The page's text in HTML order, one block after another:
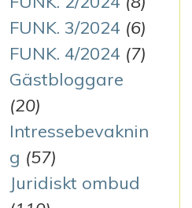
FUNK. 3/2024 (6)
FUNK. 4/2024 (7)
Gästbloggare
(20)
Intressebevaknin
g (57)
Juridiskt ombud